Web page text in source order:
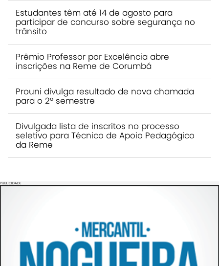
Estudantes têm até 14 de agosto para
participar de concurso sobre segurança no
trânsito
Prêmio Professor por Excelência abre
inscrições na Reme de Corumbá
Prouni divulga resultado de nova chamada
para o 2º semestre
Divulgada lista de inscritos no processo
seletivo para Técnico de Apoio Pedagógico
da Reme
PUBLICIDADE